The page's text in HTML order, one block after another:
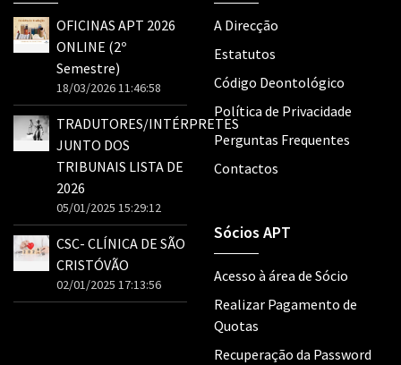
OFICINAS APT 2026
ONLINE (2º
Semestre)
18/03/2026 11:46:58
TRADUTORES/INTÉRPRETES
JUNTO DOS
TRIBUNAIS LISTA DE
2026
05/01/2025 15:29:12
CSC- CLÍNICA DE SÃO
CRISTÓVÃO
02/01/2025 17:13:56
A Direcção
Estatutos
Código Deontológico
Política de Privacidade
Perguntas Frequentes
Contactos
Sócios APT
Acesso à área de Sócio
Realizar Pagamento de
Quotas
Recuperação da Password